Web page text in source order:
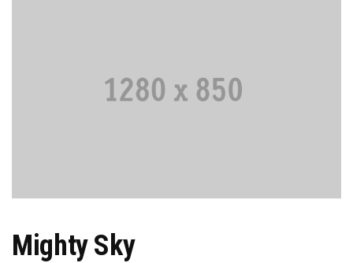
Mighty Sky